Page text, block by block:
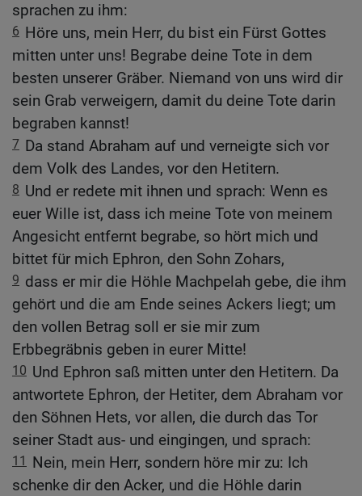
sprachen zu ihm:
6 Höre uns, mein Herr, du bist ein Fürst Gottes
mitten unter uns! Begrabe deine Tote in dem
besten unserer Gräber. Niemand von uns wird dir
sein Grab verweigern, damit du deine Tote darin
begraben kannst!
7 Da stand Abraham auf und verneigte sich vor
dem Volk des Landes, vor den Hetitern.
8 Und er redete mit ihnen und sprach: Wenn es
euer Wille ist, dass ich meine Tote von meinem
Angesicht entfernt begrabe, so hört mich und
bittet für mich Ephron, den Sohn Zohars,
9 dass er mir die Höhle Machpelah gebe, die ihm
gehört und die am Ende seines Ackers liegt; um
den vollen Betrag soll er sie mir zum
Erbbegräbnis geben in eurer Mitte!
10 Und Ephron saß mitten unter den Hetitern. Da
antwortete Ephron, der Hetiter, dem Abraham vor
den Söhnen Hets, vor allen, die durch das Tor
seiner Stadt aus- und eingingen, und sprach:
11
Nein, mein Herr, sondern höre mir zu: Ich
schenke dir den Acker, und die Höhle darin